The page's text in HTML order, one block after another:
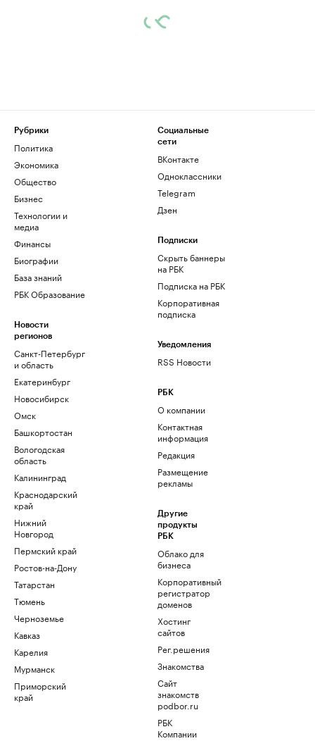
Рубрики
Политика
Экономика
Общество
Бизнес
Технологии и
медиа
Финансы
Биографии
База знаний
РБК Образование
Новости
регионов
Санкт-Петербург
и область
Екатеринбург
Новосибирск
Омск
Башкортостан
Вологодская
область
Калининград
Краснодарский
край
Нижний
Новгород
Пермский край
Ростов-на-Дону
Татарстан
Тюмень
Черноземье
Кавказ
Карелия
Мурманск
Приморский
край
Социальные
сети
ВКонтакте
Одноклассники
Telegram
Дзен
Подписки
Скрыть баннеры
на РБК
Подписка на РБК
Корпоративная
подписка
Уведомления
RSS Новости
РБК
О компании
Контактная
информация
Редакция
Размещение
рекламы
Другие
продукты
РБК
Облако для
бизнеса
Корпоративный
регистратор
доменов
Хостинг
сайтов
Рег.решения
Знакомства
Сайт
знакомств
podbor.ru
РБК
Компании